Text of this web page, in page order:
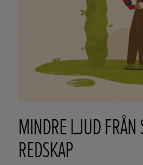
MINDRE LJUD FRÅN
REDSKAP